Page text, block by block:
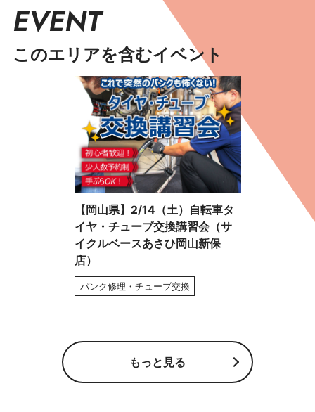
EVENT
このエリアを含むイベント
【岡山県】2/14（土）自転車タ
イヤ・チューブ交換講習会（サ
イクルベースあさひ岡山新保
店）
パンク修理・チューブ交換
もっと見る